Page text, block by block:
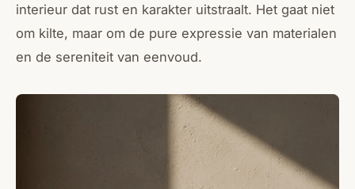
interieur dat rust en karakter uitstraalt. Het gaat niet
om kilte, maar om de pure expressie van materialen
en de sereniteit van eenvoud.